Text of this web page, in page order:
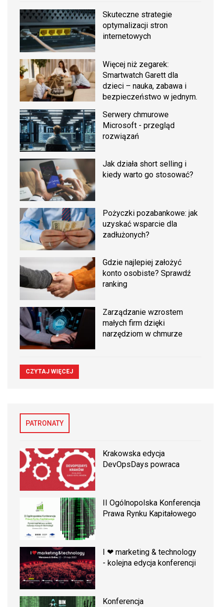
Skuteczne strategie
optymalizacji stron
internetowych
Więcej niż zegarek:
Smartwatch Garett dla
dzieci – nauka, zabawa i
bezpieczeństwo w jednym.
Serwery chmurowe
Microsoft - przegląd
rozwiązań
Jak działa short selling i
kiedy warto go stosować?
Pożyczki pozabankowe: jak
uzyskać wsparcie dla
zadłużonych?
Gdzie najlepiej założyć
konto osobiste? Sprawdź
ranking
Zarządzanie wzrostem
małych firm dzięki
narzędziom w chmurze
CZYTAJ WIĘCEJ
PATRONATY
Krakowska edycja
DevOpsDays powraca
II Ogólnopolska Konferencja
Prawa Rynku Kapitałowego
I ❤ marketing & technology
- kolejna edycja konferencji
Konferencja